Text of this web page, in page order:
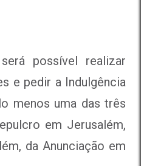
possível realizar
e pedir a Indulgência
menos uma das três
em Jerusalém,
da Anunciação em